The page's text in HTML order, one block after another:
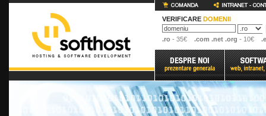
VERIFICARE DOMENII
.ro - 35€ .com .net .org - 10€